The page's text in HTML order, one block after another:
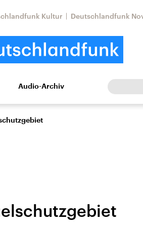
Kultur Deutschlandfunk
Kultur Europa
Lage und
Iran
Aktuelle Lage und
Audio-Archiv